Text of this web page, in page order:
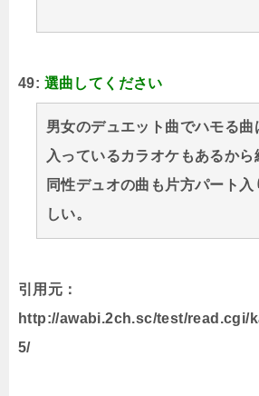
49: 選曲してください
男女のデュエット曲でハモる
入っているカラオケもあるから
同性デュオの曲も片方パート入
しい。
引用元：
http://awabi.2ch.sc/test/read.cgi/
5/